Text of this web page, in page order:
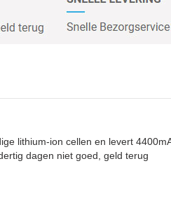
lithium-ion cellen en levert
dagen niet goed, geld terug